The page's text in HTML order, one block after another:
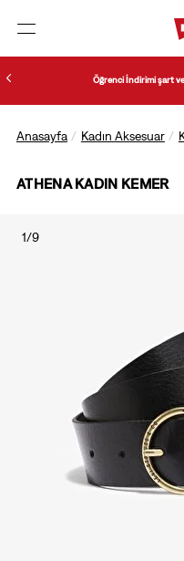
Öğrenci İndirimi şart ve
Anasayfa Kadın Aksesuar
ATHENA KADIN KEMER
1/9